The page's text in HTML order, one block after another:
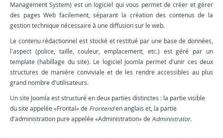
Management System) est un logiciel qui vous permet de créer et gérer
des pages Web facilement, séparant la création des contenus de la
gestion technique nécessaire à une diffusion sur le web.
Le contenu rédactionnel est stocké et restitué par une base de données,
l'aspect (police, taille, couleur, emplacement, etc.) est géré par un
template (habillage du site). Le logiciel Joomla permet d'unir ces deux
structures de manière conviviale et de les rendre accessibles au plus
grand nombre d'utilisateurs.
Un site Joomla est structuré en deux parties distinctes : la partie visible
du site appelée «Frontal» de Frontenden anglais et, la partie
d'administration pure appelée «Administration» de Administrator.